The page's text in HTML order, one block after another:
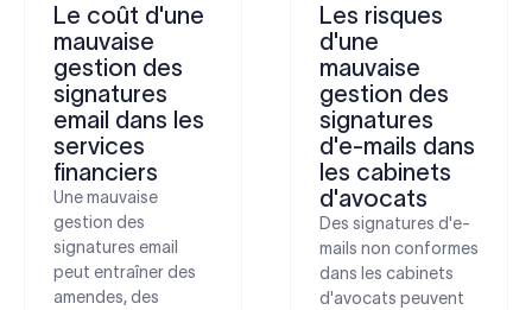
Le coût d'une
mauvaise
gestion des
signatures
email dans les
services
financiers
Une mauvaise
gestion des
signatures email
peut entraîner des
amendes, des
Les risques
d'une
mauvaise
gestion des
signatures
d'e-mails dans
les cabinets
d'avocats
Des signatures d'e-
mails non conformes
dans les cabinets
d'avocats peuvent